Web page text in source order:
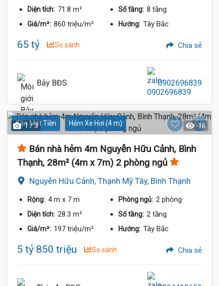
Diện tích: 71.8 m² Số tầng: 8 tầng
Giá/m²: 860 triệu/m² Hướng: Tây Bắc
65 tỷ So sánh Chia sẻ
Bảy BĐS 0902696839
Gần Mặt Tiền Hẻm Xe Hơi (4 m)
1 / 3 16
Bán nhà hẻm 4m Nguyễn Hữu Cảnh, Bình
Thạnh, 28m² (4m x 7m) 2 phòng ngủ
Nguyễn Hữu Cảnh, Thạnh Mỹ Tây, Bình Thạnh
Rộng: 4 m x 7 m Phòng ngủ: 2 phòng
Diện tích: 28.3 m² Số tầng: 2 tầng
Giá/m²: 197 triệu/m² Hướng: Tây Bắc
5 tỷ 850 triệu So sánh Chia sẻ